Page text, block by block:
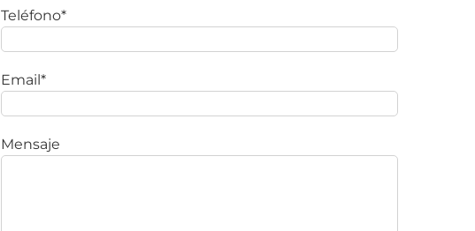
Teléfono*
Email*
Mensaje